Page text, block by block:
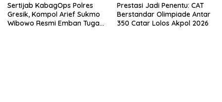
Sertijab KabagOps Polres
Gresik, Kompol Arief Sukmo
Wibowo Resmi Emban Tugas
Prestasi Jadi Penentu: CAT
Berstandar Olimpiade Antar
350 Catar Lolos Akpol 2026